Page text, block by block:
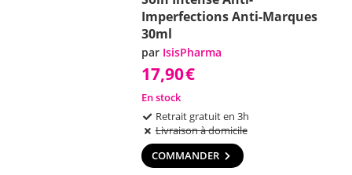
Imperfections Anti-Marques
30ml
par IsisPharma
17,90€
En stock
Retrait gratuit en 3h
Livraison à domicile
COMMANDER